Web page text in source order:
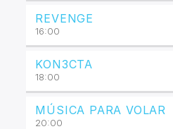
REVENGE
16:00
KON3CTA
18:00
MÚSICA PARA VOLAR
20:00